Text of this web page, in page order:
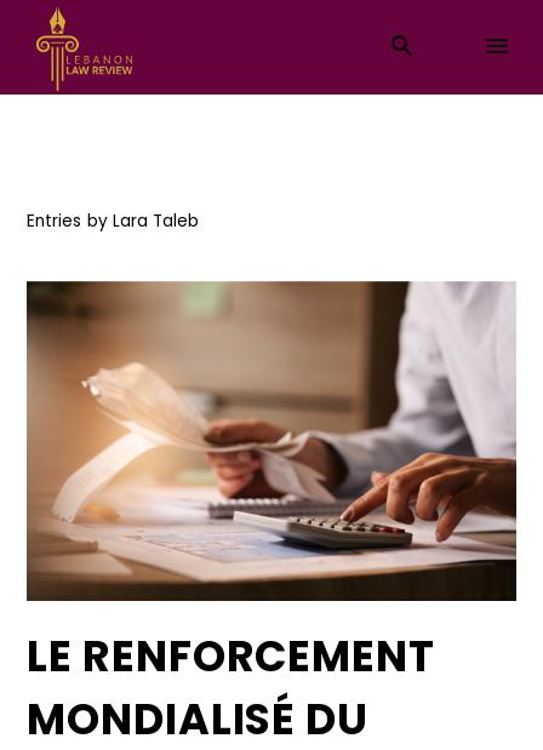
Entries by Lara Taleb
LE RENFORCEMENT
MONDIALISÉ DU